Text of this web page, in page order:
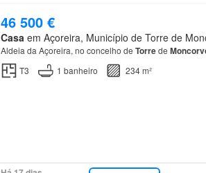
46 500 €
Casaem Açoreira, Município de Torre de
Aldeia da Açoreira, no concelho de Torrede
T3
1 banheiro 234 m²